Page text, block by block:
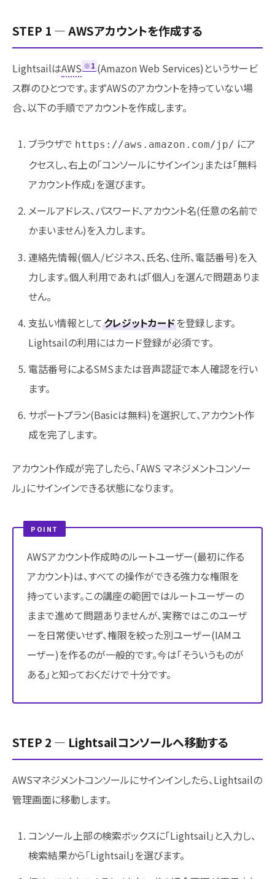
STEP 1 ― AWSアカウントを作成する
LightsailはAWS ※1 (Amazon Web Services)というサービ
ス群のひとつです。まずAWSのアカウントを持っていない場
合、以下の手順でアカウントを作成します。
ブラウザで https://aws.amazon.com/jp/ にア
クセスし、右上の「コンソールにサインイン」または「無料
アカウント作成」を選びます。
メールアドレス、パスワード、アカウント名(任意の名前で
かまいません)を入力します。
連絡先情報(個人/ビジネス、氏名、住所、電話番号)を入
力します。個人利用であれば「個人」を選んで問題ありま
せん。
支払い情報としてクレジットカードを登録します。
Lightsailの利用にはカード登録が必須です。
電話番号によるSMSまたは音声認証で本人確認を行い
ます。
サポートプラン(Basicは無料)を選択して、アカウント作
成を完了します。
アカウント作成が完了したら、「AWS マネジメントコンソー
ル」にサインインできる状態になります。
POINT
AWSアカウント作成時のルートユーザー(最初に作る
アカウント)は、すべての操作ができる強力な権限を
持っています。この講座の範囲ではルートユーザーの
ままで進めて問題ありませんが、実務ではこのユーザ
ーを日常使いせず、権限を絞った別ユーザー(IAMユ
ーザー)を作るのが一般的です。今は「そういうものが
ある」と知っておくだけで十分です。
STEP 2 ― Lightsailコンソールへ移動する
AWSマネジメントコンソールにサインインしたら、Lightsailの
管理画面に移動します。
コンソール上部の検索ボックスに「Lightsail」と入力し、
検索結果から「Lightsail」を選びます。